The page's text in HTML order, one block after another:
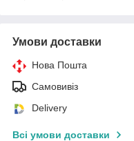
Умови доставки
Нова Пошта
Самовивіз
Delivery
Всі умови доставки